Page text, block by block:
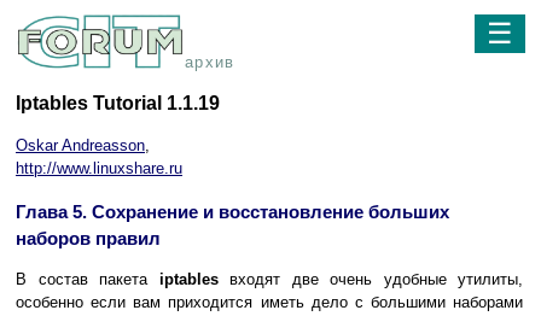
архив
☰
Iptables Tutorial 1.1.19
Oskar Andreasson,
http://www.linuxshare.ru
Глава 5. Сохранение и восстановление больших
наборов правил
В состав пакета iptablesвходят две очень удобные утилиты,
особенно если вам приходится иметь дело с большими наборами